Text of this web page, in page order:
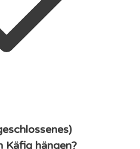
Käfig hängen?